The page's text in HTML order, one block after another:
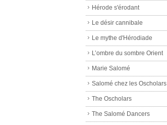
Hérode s'érodant
Le désir cannibale
Le mythe d'Hérodiade
L’ombre du sombre Orient
Marie Salomé
Salomé chez les Oscholars
The Oscholars
The Salomé Dancers